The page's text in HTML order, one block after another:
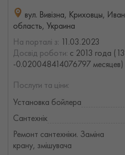
вул. Вивізна, Криховцы,
область, Украина
На порталі з: 11.03.2023
Досвід роботи: с 2013 года
-0.020048414076797 месяцев)
Послуги та ціни:
Установка бойлера
Сантехнік
Ремонт сантехніки. Заміна
крану, змішувача